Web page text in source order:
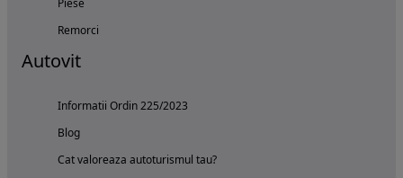
Piese
Remorci
Autovit
Informatii Ordin 225/2023
Blog
Cat valoreaza autoturismul tau?